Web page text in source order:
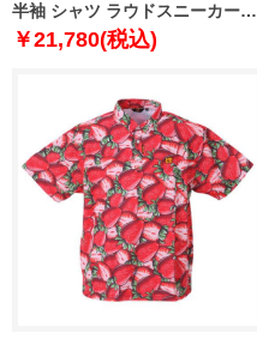
半袖 シャツ ラウドスニーカーズ
1278-4270-2 3L 4L 5L 6L
￥21,780(税込)